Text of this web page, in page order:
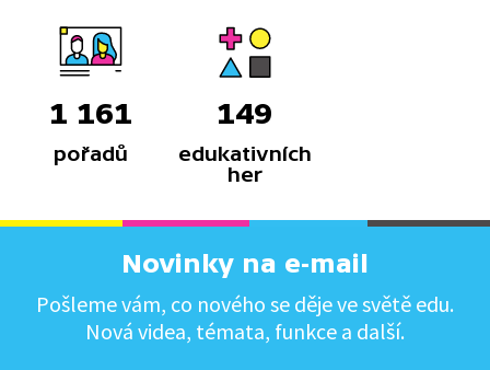
1 161
pořadů
149
edukativních
her
Novinky na e-mail
Pošleme vám, co nového se děje ve světě edu.
Nová videa, témata, funkce a další.